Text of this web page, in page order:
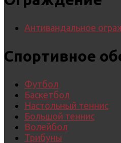
Антивандальное
Спортивное
Футбол
Баскетбол
Настольный теннис
Большой теннис
Волейбол
Трибуны